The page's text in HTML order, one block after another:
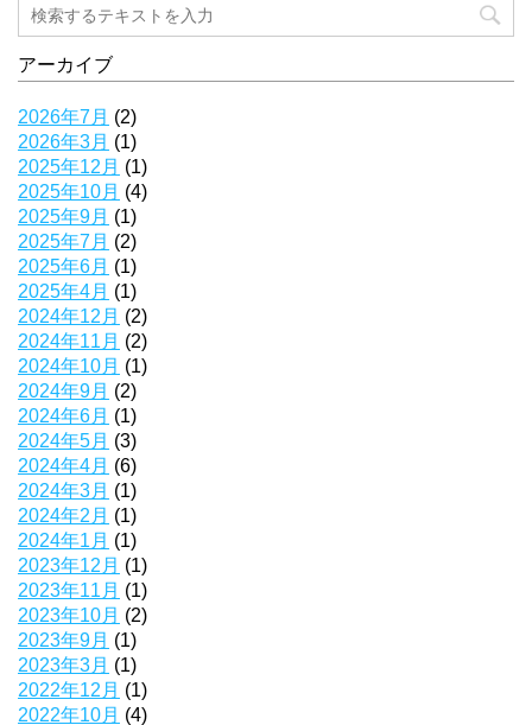
アーカイブ
2026年7月 (2)
2026年3月 (1)
2025年12月 (1)
2025年10月 (4)
2025年9月 (1)
2025年7月 (2)
2025年6月 (1)
2025年4月 (1)
2024年12月 (2)
2024年11月 (2)
2024年10月 (1)
2024年9月 (2)
2024年6月 (1)
2024年5月 (3)
2024年4月 (6)
2024年3月 (1)
2024年2月 (1)
2024年1月 (1)
2023年12月 (1)
2023年11月 (1)
2023年10月 (2)
2023年9月 (1)
2023年3月 (1)
2022年12月 (1)
2022年10月 (4)